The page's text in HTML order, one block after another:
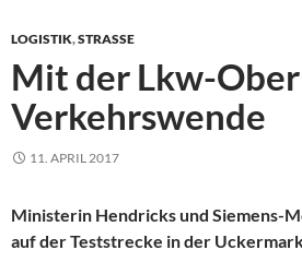
LOGISTIK,STRASSE
Mit der Lkw-
Verkehrswende
11. APRIL 2017
Ministerin Hendricks und Siemens-
auf der Teststrecke in der